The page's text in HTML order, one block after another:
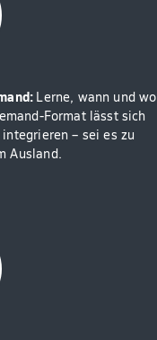
Lerne, wann und wo
Format lässt sich
– sei es zu
Ausland.